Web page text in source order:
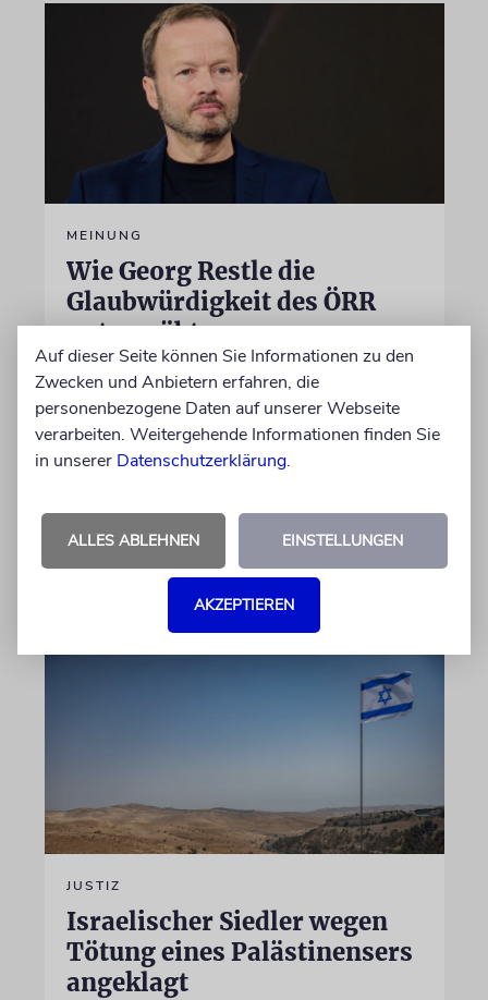
MEINUNG
Wie Georg Restle die
Glaubwürdigkeit des ÖRR
untergräbt
Nach dem X-Post des Journalisten hat sich
Felix Schotland, Vorstand der Synagogen-
Gemeinde Köln, an WDR-
Programmdirektorin Andrea Schafarczyk
gewandt. Wir dokumentieren das Schreiben
von Felix Schotland
JUSTIZ
Israelischer Siedler wegen
Tötung eines Palästinensers
angeklagt
Auf dieser Seite können Sie Informationen zu den
Zwecken und Anbietern erfahren, die
personenbezogene Daten auf unserer Webseite
verarbeiten. Weitergehende Informationen finden Sie
in unserer Datenschutzerklärung.
ALLES ABLEHNEN EINSTELLUNGEN
AKZEPTIEREN